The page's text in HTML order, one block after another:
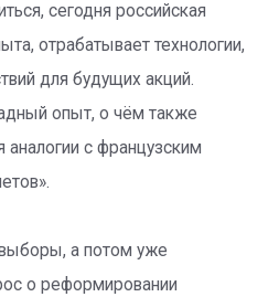
сегодня российская
отрабатывает технологии,
для будущих акций.
опыт, о чём также
аналогии с французским
а потом уже
о реформировании